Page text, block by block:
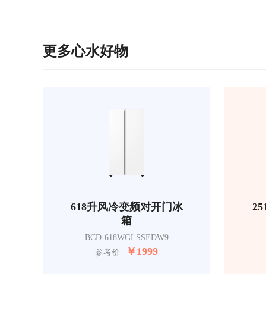
更多心水好物
618升风冷变频对开门冰
箱
BCD-618WGLSSEDW9
参考价
￥ 1999